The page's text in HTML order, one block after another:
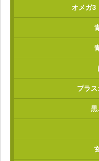
オメガ3
プラ
黒